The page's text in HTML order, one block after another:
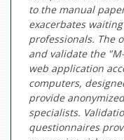
to the manual
exacerbates
professionals. The
and validate the
web application
computers,
provide
specialists.
questionnaires